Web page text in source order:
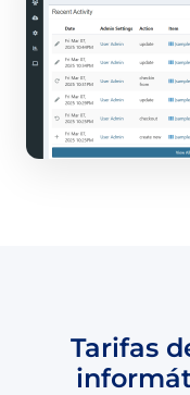
Tarifas